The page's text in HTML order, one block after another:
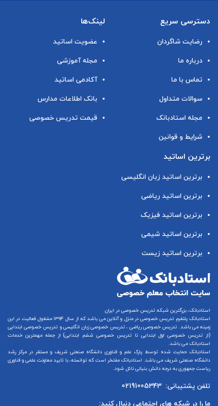
دسترسی سریع
رضایت شاگردان
درباره ما
تماس با ما
سوالات متداول
مجله استادبانک
شرایط و قوانین
لینک‌ها
عضویت اساتید
مجله آموزشی
آکادمی اساتید
بانک اطلاعات مدارس
قیمت تدریس خصوصی
برترین اساتید
برترین اساتید زبان انگلیسی
برترین اساتید ریاضی
برترین اساتید فیزیک
برترین اساتید شیمی
برترین اساتید زیست
استادبانک، بزرگترین شبکه تدریس خصوصی در ایران
استادبانک پلتفرم تدریس خصوصی در منزل و آنلاین
می باشد که از سال ۱۳۹۴ مشغول فعالیت در این
زمینه می باشد. تدریس خصوصی ریاضی ، تدریس خصوصی زبان انگلیسیو تدریس خصوصی ابتدایی
(از تدریس خصوصی اول ابتدایی تا تدریس خصوصی ششم ابتدایی) از جمله مهمترین خدمات
استادبانک می باشد.
استادبانک حمایت شده توسط پارک علم و فناوری دانشگاه صنعتی شریف و مستقر در مرکز رشد
دانشگاه صنعتی شریف می باشد. استادبانک مفتخر است که توانسته، با تایید معاونت علمی و فناوری
ریاست جمهوری به درجه دانش بنیانی نائل شود.
تلفن پشتیبانی: 02191005343
ما را در شبکه های اجتماعی دنبال کنید: